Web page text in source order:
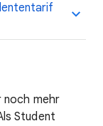
noch mehr
Student